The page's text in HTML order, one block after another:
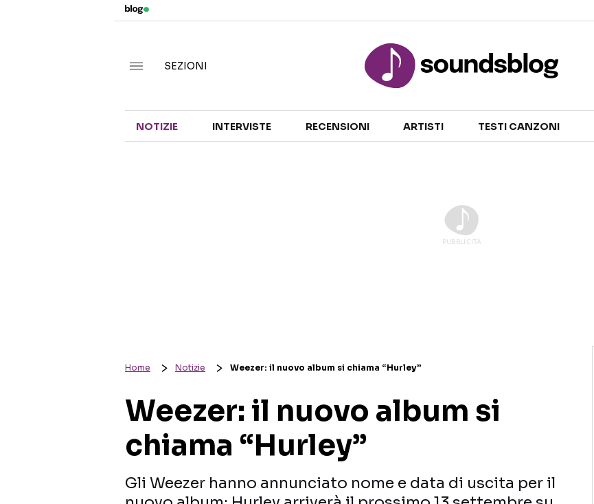
TALENT SHOW
SEZIONI
NOTIZIE INTERVISTE RECENSIONI ARTISTI TESTI CANZONI
Home Notizie Weezer: il nuovo album si chiama “Hurley”
Weezer: il nuovo album si
chiama “Hurley”
Gli Weezer hanno annunciato nome e data di uscita per il